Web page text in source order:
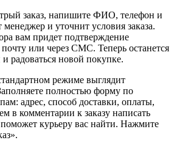
заказ, напишите ФИО, телефон и
и уточнит условия заказа.
вам придет подтверждение
или через СМС. Теперь останется
радоваться новой покупке.
режиме выглядит
полностью форму по
адрес, способ доставки, оплаты,
в комментарии к заказу написать
курьеру вас найти. Нажмите